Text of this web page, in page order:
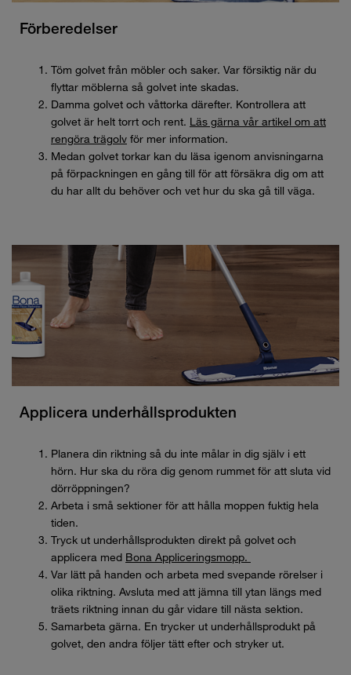
Förberedelser
Töm golvet från möbler och saker. Var försiktig när du
flyttar möblerna så golvet inte skadas.
Damma golvet och våttorka därefter. Kontrollera att
golvet är helt torrt och rent. Läs gärna vår artikel om att
rengöra trägolv för mer information.
Medan golvet torkar kan du läsa igenom anvisningarna
på förpackningen en gång till för att försäkra dig om att
du har allt du behöver och vet hur du ska gå till väga.
Applicera underhållsprodukten
Planera din riktning så du inte målar in dig själv i ett
hörn. Hur ska du röra dig genom rummet för att sluta vid
dörröppningen?
Arbeta i små sektioner för att hålla moppen fuktig hela
tiden.
Tryck ut underhållsprodukten direkt på golvet och
applicera med Bona Appliceringsmopp.
Var lätt på handen och arbeta med svepande rörelser i
olika riktning. Avsluta med att jämna till ytan längs med
träets riktning innan du går vidare till nästa sektion.
Samarbeta gärna. En trycker ut underhållsprodukt på
golvet, den andra följer tätt efter och stryker ut.